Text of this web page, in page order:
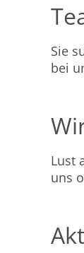
Sie
bei
Lust
uns